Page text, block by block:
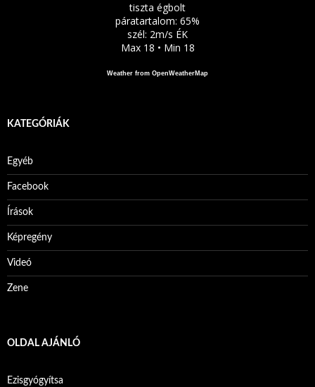
tiszta égbolt
páratartalom: 65%
szél: 2m/s ÉK
Max 18 • Min 18
Weather from OpenWeatherMap
KATEGÓRIÁK
Egyéb
Facebook
Írások
Képregény
Videó
Zene
OLDAL AJÁNLÓ
Ezisgyógyítsa